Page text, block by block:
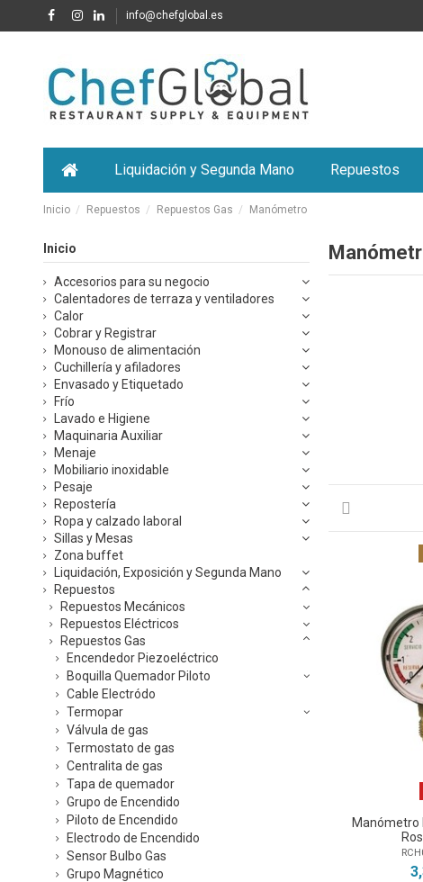
info@chefglobal.es
Liquidación y Segunda Mano Repuestos
Inicio Repuestos Repuestos Gas Manómetro
Manómetro
Inicio
Accesorios para su negocio
Calentadores de terraza y ventiladores
Calor
Cobrar y Registrar
Monouso de alimentación
Cuchillería y afiladores
Envasado y Etiquetado
Frío
Lavado e Higiene
Maquinaria Auxiliar
Menaje
Mobiliario inoxidable
Pesaje
Repostería
Ropa y calzado laboral
Sillas y Mesas
Zona buffet
Liquidación, Exposición y Segunda Mano
Repuestos
Repuestos Mecánicos
Repuestos Eléctricos
Repuestos Gas
Encendedor Piezoeléctrico
Boquilla Quemador Piloto
Cable Electródo
Termopar
Válvula de gas
Termostato de gas
Centralita de gas
Tapa de quemador
Grupo de Encendido
Piloto de Encendido
Electrodo de Encendido
Sensor Bulbo Gas
Grupo Magnético